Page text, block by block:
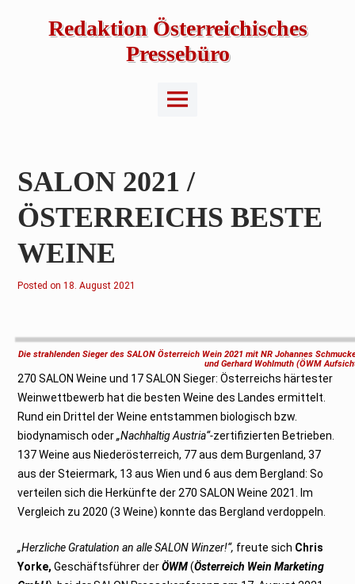
Redaktion Österreichisches
Pressebüro
Main
Menu
SALON 2021 /
ÖSTERREICHS BESTE
WEINE
Posted on1
g
s
2
2
1
18. August 2021
Die strahlenden Sieger des SALON Österreich Wein 2021 mit NR Johannes
und Gerhard Wohlmuth (ÖWM
270 SALON Weine und 17 SALON Sieger: Österreichs härtester
Weinwettbewerb hat die besten Weine des Landes ermittelt.
Rund ein Drittel der Weine entstammen biologisch bzw.
biodynamisch oder„Nachhaltig Austria“-zertifizierten Betrieben.
137 Weine aus Niederösterreich, 77 aus dem Burgenland, 37
aus der Steiermark, 13 aus Wien und 6 aus dem Bergland: So
verteilen sich die Herkünfte der 270 SALON Weine 2021. Im
Vergleich zu 2020 (3 Weine) konnte das Bergland verdoppeln.
„Herzliche Gratulation an alle SALON Winzer!“, freute sich Chris
Yorke, Geschäftsführer derÖWM(Österreich Wein Marketing